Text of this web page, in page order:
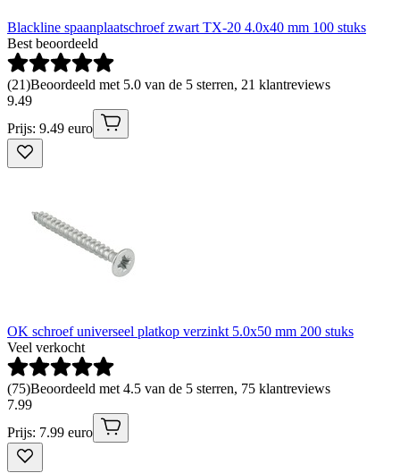
Blackline spaanplaatschroef zwart TX-20 4.0x40 mm 100 stuks
Best beoordeeld
(21)Beoordeeld met 5.0 van de 5 sterren, 21 klantreviews
9.49
Prijs: 9.49 euro
OK schroef universeel platkop verzinkt 5.0x50 mm 200 stuks
Veel verkocht
(75)Beoordeeld met 4.5 van de 5 sterren, 75 klantreviews
7.99
Prijs: 7.99 euro